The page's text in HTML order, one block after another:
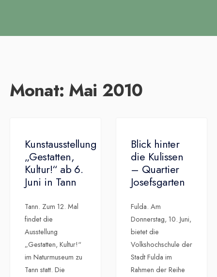
Monat: Mai 2010
Kunstausstellung
„Gestatten,
Kultur!“ ab 6.
Juni in Tann
Tann. Zum 12. Mal
findet die
Ausstellung
„Gestatten, Kultur!“
im Naturmuseum zu
Tann statt. Die
Blick hinter
die Kulissen
– Quartier
Josefsgarten
Fulda. Am
Donnerstag, 10. Juni,
bietet die
Volkshochschule der
Stadt Fulda im
Rahmen der Reihe